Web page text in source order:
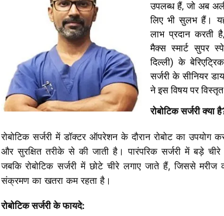
उपलब्ध हैं,जो अब
लिए भी सुलभ हैं।
लाभ प्रदान करती है
मैक्स स्मार्ट सुपर
दिल्ली)के बेरिएट्रिक
सर्जरी के सीनियर
ने इस विषय पर विस्तृत
रोबोटिक सर्जरी क्या है
रोबोटिक सर्जरी में डॉक्टर ऑपरेशन के दौरान रोबोट का उपयोग
और सुरक्षित तरीके से की जाती है। पारंपरिक सर्जरी में बड़े चीरे
जबकि रोबोटिक सर्जरी में छोटे चीरे लगाए जाते हैं,जिससे मरीज
संक्रमण का खतरा कम रहता है।
रोबोटिक सर्जरी के फायदे: